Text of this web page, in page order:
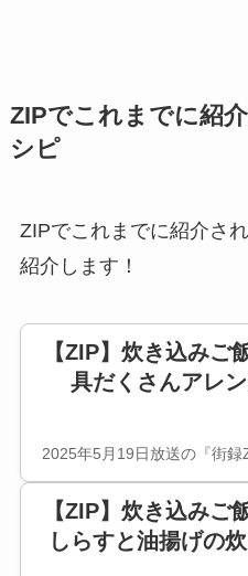
ZIPでこれまでに紹
シピ
ZIPでこれまでに紹介さ
紹介します！
【ZIP】炊き込み
具だくさんアレ
2025年5月19日放送の『街
【ZIP】炊き込み
しらすと油揚げの